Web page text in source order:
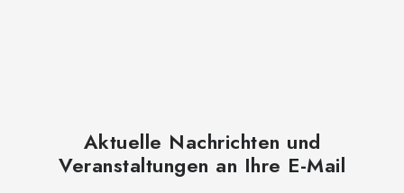
Aktuelle Nachrichten und
Veranstaltungen an Ihre E-Mail